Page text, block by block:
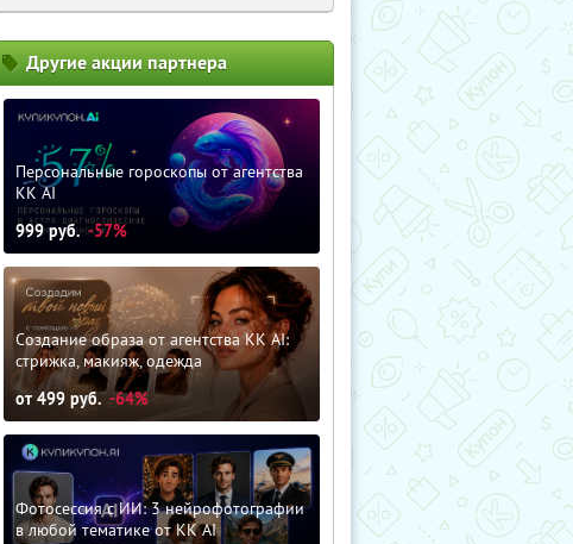
Другие акции партнера
Персональные гороскопы от агентства
KK AI
999руб. -57%
Создание образа от агентства KK AI:
стрижка, макияж, одежда
от 499 руб. -64%
Фотосессия с ИИ: 3 нейрофотографии
в любой тематике от KK AI